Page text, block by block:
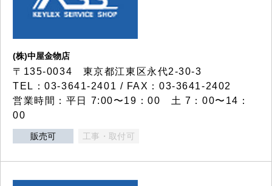
(株)中屋金物店
〒135-0034 東京都江東区永代2-30-3
TEL：03-3641-2401 / FAX：03-3641-2402
営業時間：平日 7:00〜19：00 土 7：00〜14：
00
販売可 工事・取付可